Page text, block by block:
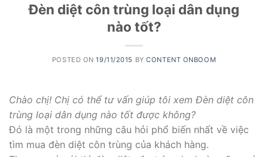
Đèn diệt côn trùng loại dân dụng
nào tốt?
POSTED ON19/11/2015 BYCONTENT ONBOOM
Chào chị! Chị có thể tư vấn giúp tôi xem Đèn diệt côn
trùng loại dân dụng nào tốt được không?
Đó là một trong những câu hỏi phổ biến nhất về việc
tìm mua đèn diệt côn trùng của khách hàng.